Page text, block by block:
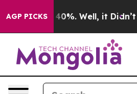
AGP PICKS
Around 40%. Well, it Didn’t As